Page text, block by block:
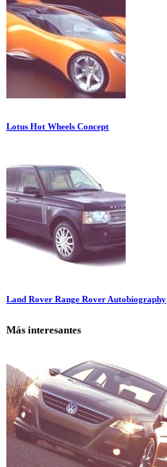
Lotus Hot Wheels Concept
Land Rover Range Rover Autobiography
Más interesantes